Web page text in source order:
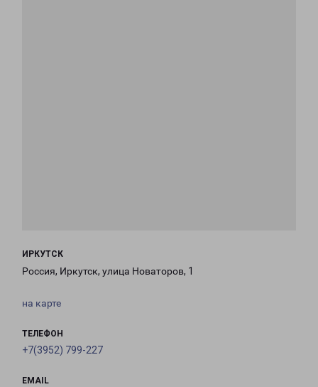
ИРКУТСК
Россия, Иркутск, улица Новаторов, 1
на карте
ТЕЛЕФОН
+7(3952) 799-227
EMAIL